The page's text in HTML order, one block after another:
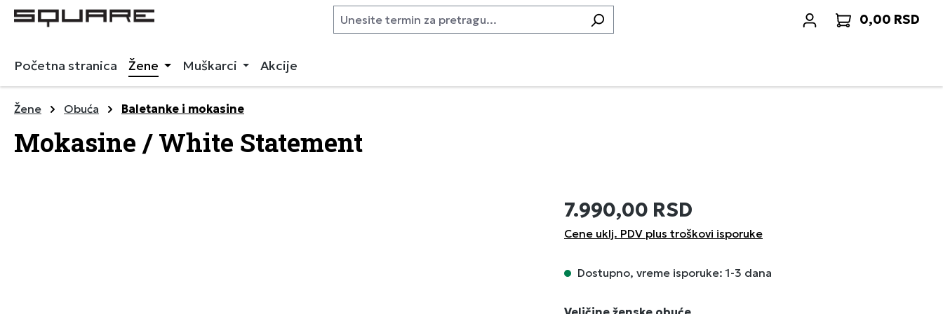
Preskoči na glavnu navigaciju 0,00 RSD
Početna stranica Žene Muškarci Akcije
Žene Obuća Baletanke i mokasine
Mokasine / White Statement
7.990,00 RSD
Cene uklj. PDV plus troškovi isporuke
Dostupno, vreme isporuke: 1-3 dana
Izaberi